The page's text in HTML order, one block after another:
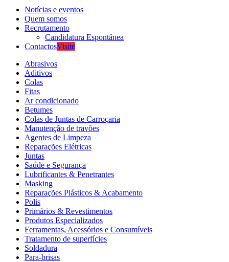
Notícias e eventos
Quem somos
Recrutamento
Candidatura Espontânea
ContactosVisite
Abrasivos
Aditivos
Colas
Fitas
Ar condicionado
Betumes
Colas de Juntas de Carroçaria
Manutenção de travões
Agentes de Limpeza
Reparações Elétricas
Juntas
Saúde e Segurança
Lubrificantes & Penetrantes
Masking
Reparações Plásticos & Acabamento
Polis
Primários & Revestimentos
Produtos Especializados
Ferramentas, Acessórios e Consumíveis
Tratamento de superfícies
Soldadura
Para-brisas